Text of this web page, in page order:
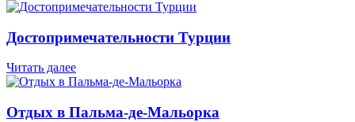
Достопримечательности Турции
Читать далее
Отдых в Пальма-де-Мальорка